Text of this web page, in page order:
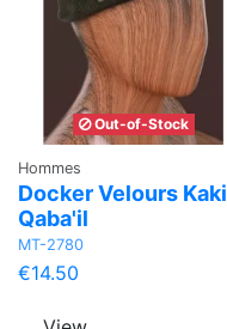
Out-of-Stock
Hommes
Docker Velours Kaki
Qaba'il
MT-2780
€14.50